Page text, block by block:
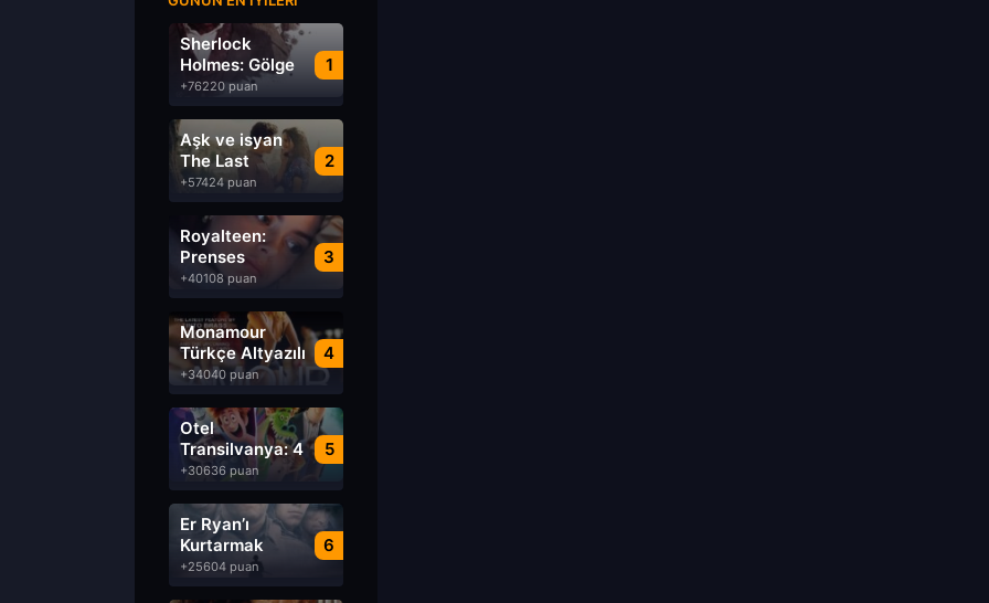
1
Sherlock
Holmes: Gölge
Oyunları
+76220 puan
2
Aşk ve isyan
The Last
Parasido izle
+57424 puan
3
Royalteen:
Prenses
Margrethe izle
+40108 puan
4
Monamour
Türkçe Altyazılı
izle
+34040 puan
5
Otel
Transilvanya: 4
Transformanya
izle
+30636 puan
6
Er Ryan’ı
Kurtarmak
Saving Private
Ryan Türkçe
+25604 puan